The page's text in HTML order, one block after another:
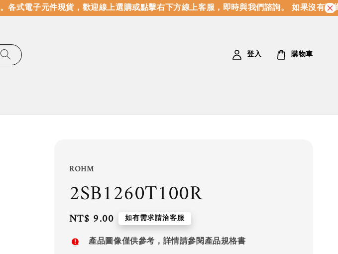
各式電子元件現貨，歡迎線上選購或點擊右下方線上客服，即時與我們諮詢。 如果沒有現
登入 購物車
ROHM
2SB1260T100R
Regular
price
NT$ 9.00 如有需求請洽客服
產品圖像僅供參考，詳情請參閱產品規格書